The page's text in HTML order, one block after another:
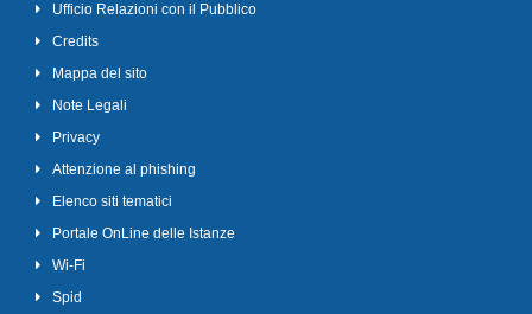
Ufficio Relazioni con il Pubblico
Credits
Mappa del sito
Note Legali
Privacy
Attenzione al phishing
Elenco siti tematici
Portale OnLine delle Istanze
Wi-Fi
Spid